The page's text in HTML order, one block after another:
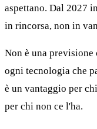
aspettano. Dal 2027
in rincorsa, non in
Non è una
ogni tecnologia che
è un vantaggio per
per chi non ce l'ha.